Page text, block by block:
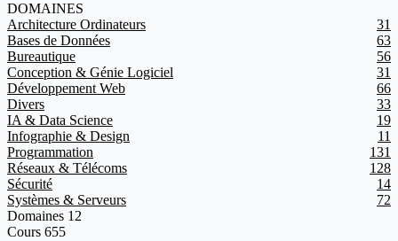
DOMAINES
Architecture Ordinateurs
31
Bases de Données
63
Bureautique
56
Conception & Génie Logiciel
31
Développement Web
66
Divers
33
IA & Data Science
19
Infographie & Design
11
Programmation
131
Réseaux & Télécoms
128
Sécurité
14
Systèmes & Serveurs
72
Domaines 12
Cours 655